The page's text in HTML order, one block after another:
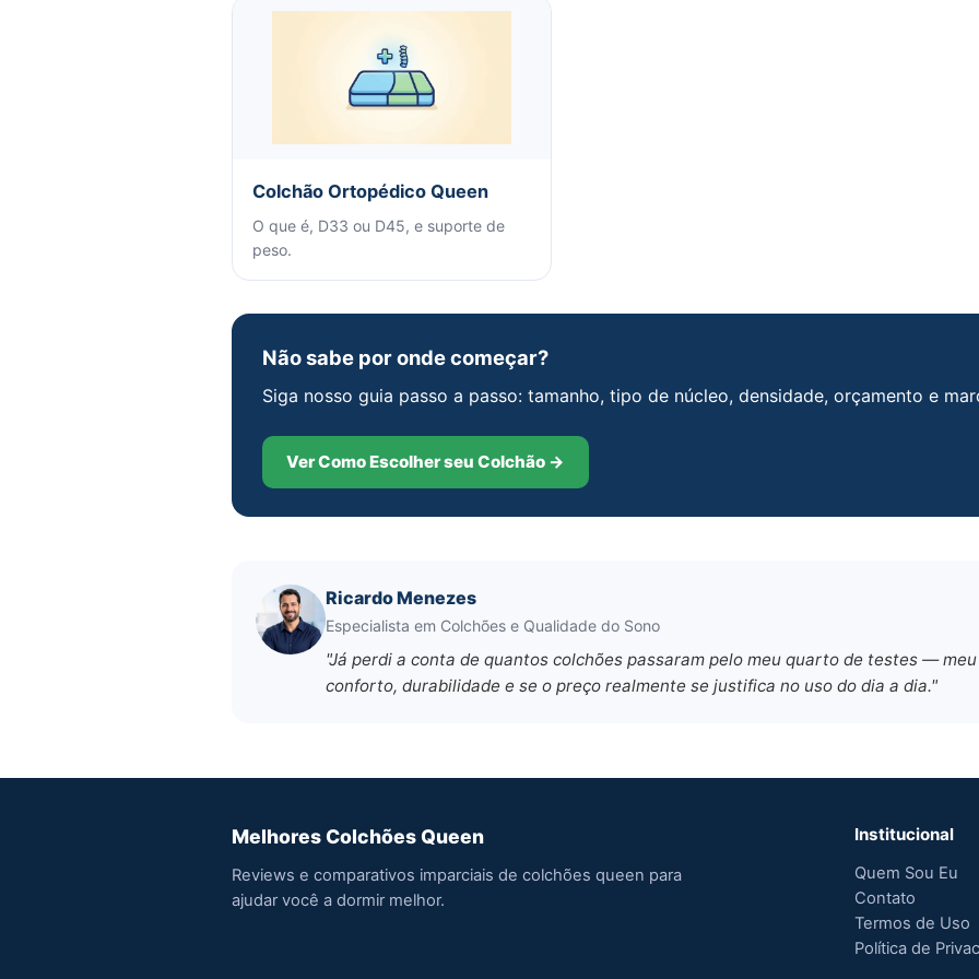
Colchão Ortopédico Queen
O que é, D33 ou D45, e suporte de
peso.
Não sabe por onde começar?
Siga nosso guia passo a passo: tamanho, tipo de núcleo, densidade, orçamento e
Ver Como Escolher seu Colchão →
Ricardo Menezes
Especialista em Colchões e Qualidade do Sono
"Já perdi a conta de quantos colchões passaram pelo meu quarto de testes —
conforto, durabilidade e se o preço realmente se justifica no uso do dia a dia."
Melhores Colchões Queen
Reviews e comparativos imparciais de colchões queen para
ajudar você a dormir melhor.
Institucional
Quem Sou Eu
Contato
Termos de Uso
Política de